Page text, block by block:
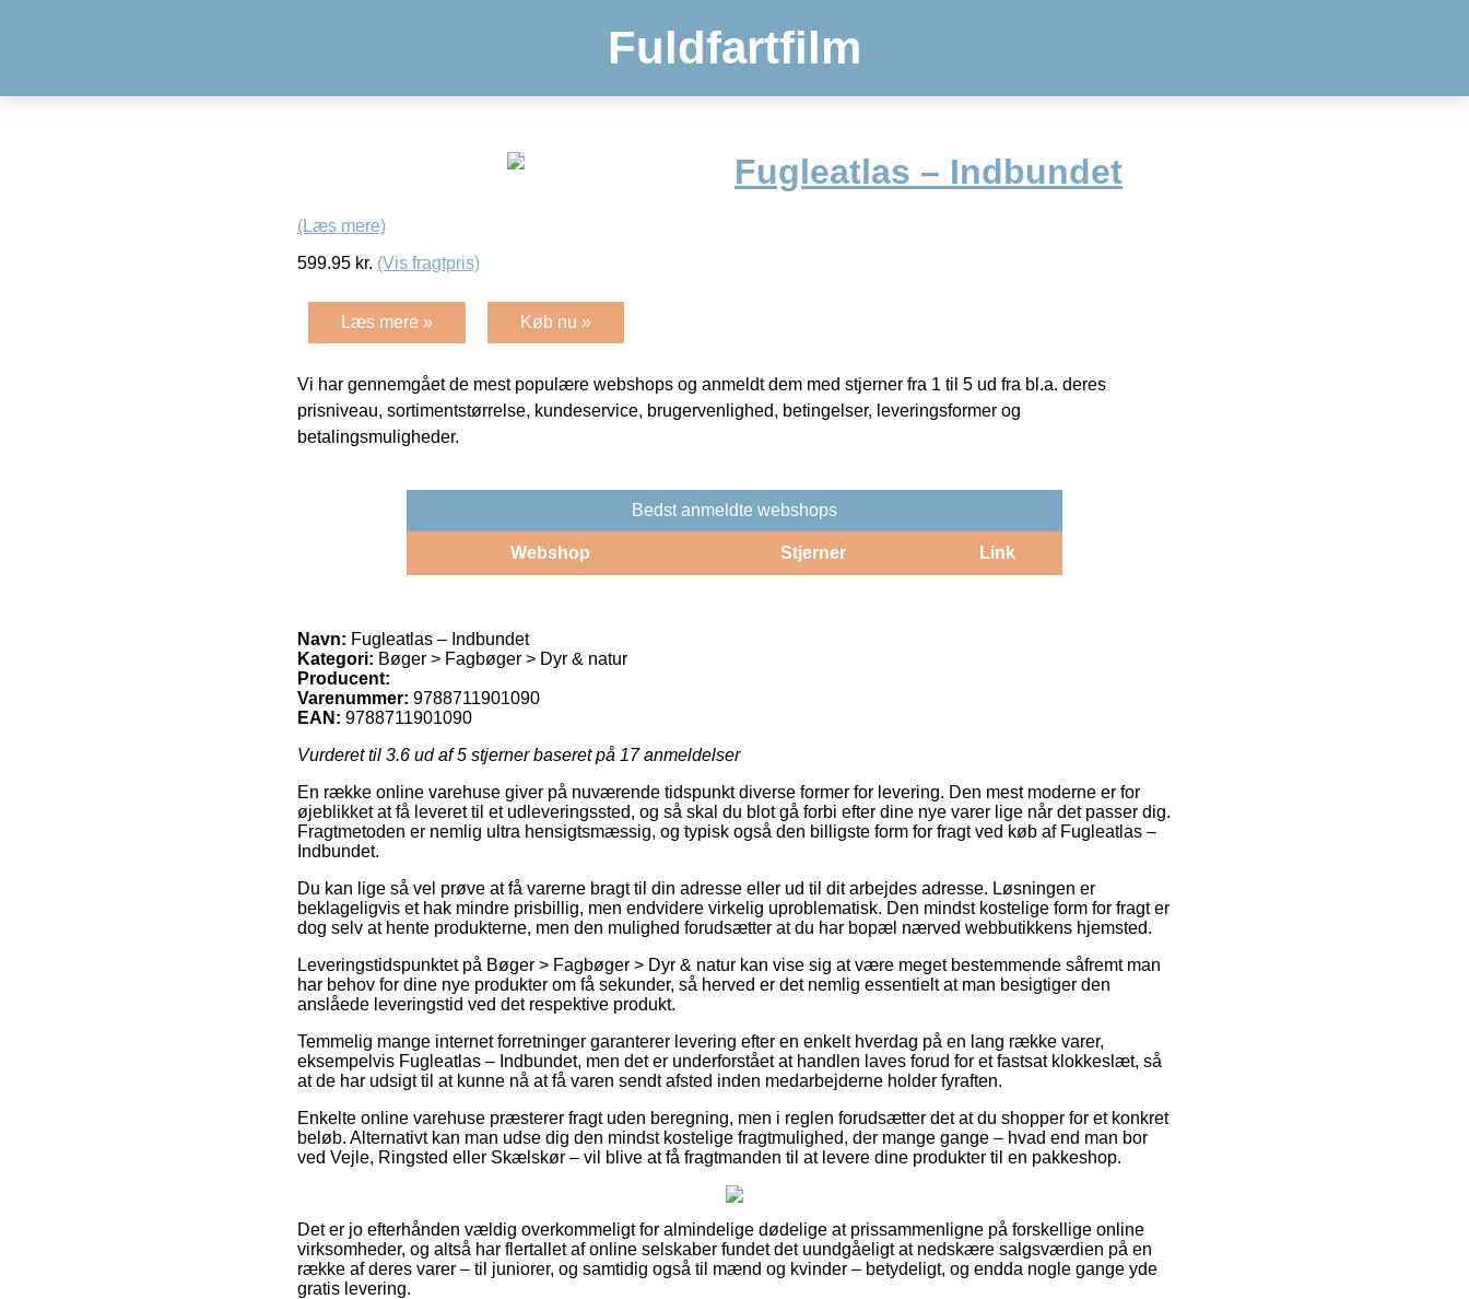
Fuldfartfilm
Fugleatlas – Indbundet
(Læs mere)
599.95 kr. (Vis fragtpris)
Læs mere » Køb nu »
Vi har gennemgået de mest populære webshops og anmeldt dem med stjerner fra 1 til 5 ud fra bl.a. deres
prisniveau, sortimentstørrelse, kundeservice, brugervenlighed, betingelser, leveringsformer og
betalingsmuligheder.
Bedst anmeldte webshops
Webshop Stjerner Link
Navn: Fugleatlas – Indbundet
Kategori: Bøger > Fagbøger > Dyr & natur
Producent:
Varenummer: 9788711901090
EAN: 9788711901090
Vurderet til 3.6 ud af 5 stjerner baseret på 17anmeldelser
En række online varehuse giver på nuværende tidspunkt diverse former for levering. Den mest moderne er for
øjeblikket at få leveret til et udleveringssted, og så skal du blot gå forbi efter dine nye varer lige når det passer dig.
Fragtmetoden er nemlig ultra hensigtsmæssig, og typisk også den billigste form for fragt ved køb af Fugleatlas –
Indbundet.
Du kan lige så vel prøve at få varerne bragt til din adresse eller ud til dit arbejdes adresse. Løsningen er
beklageligvis et hak mindre prisbillig, men endvidere virkelig uproblematisk. Den mindst kostelige form for fragt er
dog selv at hente produkterne, men den mulighed forudsætter at du har bopæl nærved webbutikkens hjemsted.
Leveringstidspunktet på Bøger > Fagbøger > Dyr & natur kan vise sig at være meget bestemmende såfremt man
har behov for dine nye produkter om få sekunder, så herved er det nemlig essentielt at man besigtiger den
anslåede leveringstid ved det respektive produkt.
Temmelig mange internet forretninger garanterer levering efter en enkelt hverdag på en lang række varer,
eksempelvis Fugleatlas – Indbundet, men det er underforstået at handlen laves forud for et fastsat klokkeslæt, så
at de har udsigt til at kunne nå at få varen sendt afsted inden medarbejderne holder fyraften.
Enkelte online varehuse præsterer fragt uden beregning, men i reglen forudsætter det at du shopper for et konkret
beløb. Alternativt kan man udse dig den mindst kostelige fragtmulighed, der mange gange – hvad end man bor
ved Vejle, Ringsted eller Skælskør – vil blive at få fragtmanden til at levere dine produkter til en pakkeshop.
Det er jo efterhånden vældig overkommeligt for almindelige dødelige at prissammenligne på forskellige online
virksomheder, og altså har flertallet af online selskaber fundet det uundgåeligt at nedskære salgsværdien på en
række af deres varer – til juniorer, og samtidig også til mænd og kvinder – betydeligt, og endda nogle gange yde
gratis levering.